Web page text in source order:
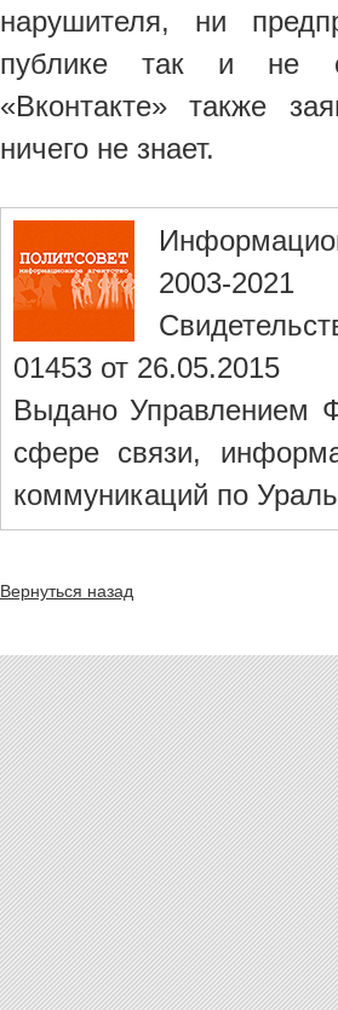
нарушителя, ни
публике так и не
«Вконтакте» также
ничего не знает.
2003-2021
01453 от 26.05.2015
Выдано Управлением
сфере связи,
коммуникаций по
Вернуться назад